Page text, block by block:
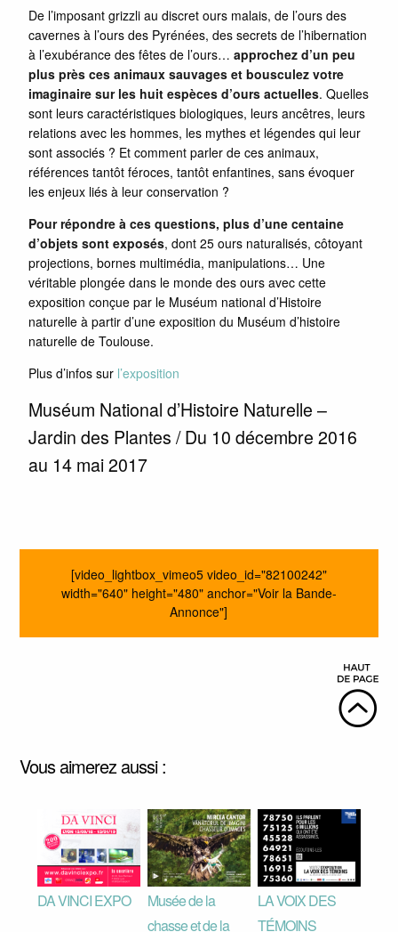
De l’imposant grizzli au discret ours malais, de l’ours des
cavernes à l’ours des Pyrénées, des secrets de l’hibernation
à l’exubérance des fêtes de l’ours…approchez d’un peu
plus près ces animaux sauvages et bousculez votre
imaginaire sur les huit espèces d’ours actuelles. Quelles
sont leurs caractéristiques biologiques, leurs ancêtres, leurs
relations avec les hommes, les mythes et légendes qui leur
sont associés ? Et comment parler de ces animaux,
références tantôt féroces, tantôt enfantines, sans évoquer
les enjeux liés à leur conservation ?
Pour répondre à ces questions, plus d’une centaine
d’objets sont exposés, dont 25 ours naturalisés, côtoyant
projections, bornes multimédia, manipulations… Une
véritable plongée dans le monde des ours avec cette
exposition conçue par le Muséum national d’Histoire
naturelle à partir d’une exposition du Muséum d’histoire
naturelle de Toulouse.
Plus d’infos sur l’exposition
Muséum National d’Histoire Naturelle –
Jardin des Plantes / Du 10 décembre 2016
au 14 mai 2017
[video_lightbox_vimeo5 video_id="82100242"
width="640" height="480" anchor="Voir la Bande-
Annonce"]
Vous aimerez aussi :
DA VINCI EXPO
Musée de la
chasse et de la
LA VOIX DES
TÉMOINS